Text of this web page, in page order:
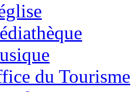
du Tourisme